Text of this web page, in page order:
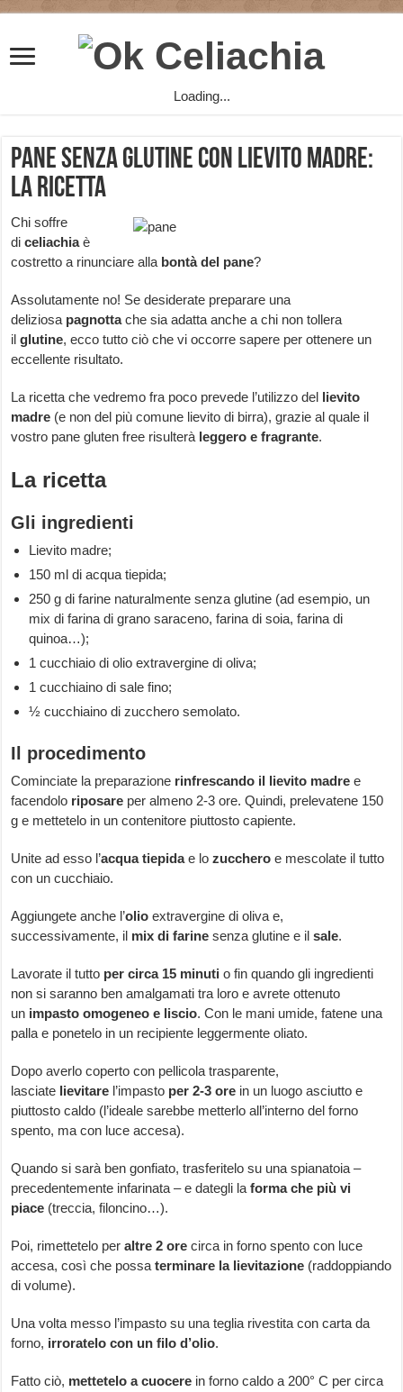
Loading...
Pane senza Glutine con Lievito Madre:
la Ricetta
Chi soffre
diceliachiaè
costretto a rinunciare alla bontà del pane?
Assolutamente no! Se desiderate preparare una
deliziosa pagnottache sia adatta anche a chi non tollera
ilglutine, ecco tutto ciò che vi occorre sapere per ottenere un
eccellente risultato.
La ricetta che vedremo fra poco prevede l’utilizzo del lievito
madre (e non del più comune lievito di birra), grazie al quale il
vostro pane gluten free risulterà leggero e fragrante.
La ricetta
Gli ingredienti
Lievito madre;
150 ml di acqua tiepida;
250 g di farine naturalmente senza glutine (ad esempio, un
mix di farina di grano saraceno, farina di soia, farina di
quinoa…);
1 cucchiaio di olio extravergine di oliva;
1 cucchiaino di sale fino;
½ cucchiaino di zucchero semolato.
Il procedimento
Cominciate la preparazione rinfrescando il lievito madre e
facendolo riposare per almeno 2-3 ore. Quindi, prelevatene 150
g e mettetelo in un contenitore piuttosto capiente.
Unite ad esso l’acqua tiepidae lozucchero e mescolate il tutto
con un cucchiaio.
Aggiungete anche l’olio extravergine di oliva e,
successivamente, il mix di farine senza glutine e ilsale.
Lavorate il tutto per circa 15 minuti o fin quando gli ingredienti
non si saranno ben amalgamati tra loro e avrete ottenuto
un impasto omogeneo e liscio. Con le mani umide, fatene una
palla e ponetelo in un recipiente leggermente oliato.
Dopo averlo coperto con pellicola trasparente,
lasciate lievitare l’impasto per 2-3 ore in un luogo asciutto e
piuttosto caldo (l’ideale sarebbe metterlo all’interno del forno
spento, ma con luce accesa).
Quando si sarà ben gonfiato, trasferitelo su una spianatoia –
precedentemente infarinata – e dategli laforma che più vi
piace (treccia, filoncino…).
Poi, rimettetelo peraltre 2 ore circa in forno spento con luce
accesa, così che possaterminare la lievitazione (raddoppiando
di volume).
Una volta messo l’impasto su una teglia rivestita con carta da
forno, irroratelo con un filo d’olio.
Fatto ciò, mettetelo a cuocere in forno caldo a 200° C per circa